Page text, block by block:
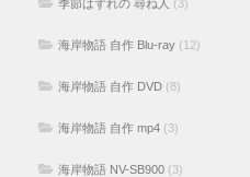
季節はずれの 尋ね人 (3)
海岸物語 自作 Blu-ray (12)
海岸物語 自作 DVD (8)
海岸物語 自作 mp4 (3)
海岸物語 NV-SB900 (3)